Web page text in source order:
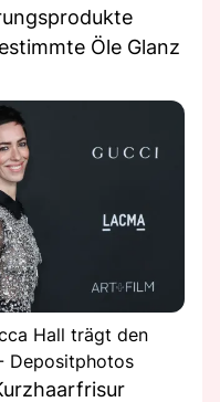
Öle Glanz
Hall trägt den
Depositphotos